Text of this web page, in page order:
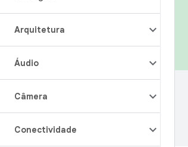
Arquitetura
Áudio
Câmera
Conectividade